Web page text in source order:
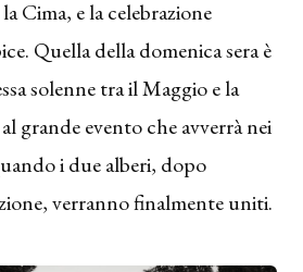
Cima, e la celebrazione
Quella della domenica sera è
solenne tra il Maggio e la
grande evento che avverrà nei
i due alberi, dopo
verranno finalmente uniti.